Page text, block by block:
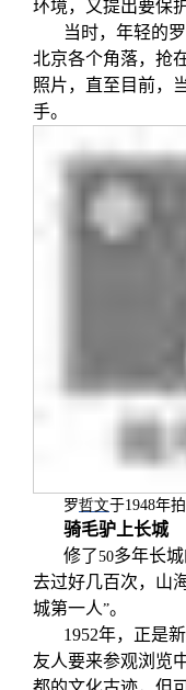
环境，又提出要保
当时，年轻的
北京各个角落，抢
照片，直至目前，
手。
罗哲文于1948年
骑毛驴上长城
修了50多年长
去过好几百次，山
城第一人”。
1952年，正是
友人要来参观浏览